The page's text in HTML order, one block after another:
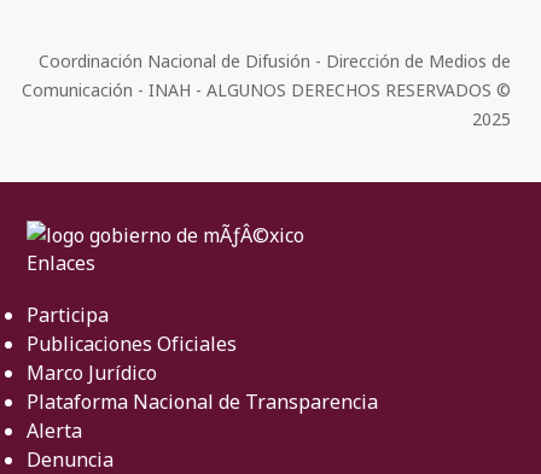
Coordinación Nacional de Difusión - Dirección de Medios de
Comunicación - INAH - ALGUNOS DERECHOS RESERVADOS ©
2025
Enlaces
Participa
Publicaciones Oficiales
Marco Jurídico
Plataforma Nacional de Transparencia
Alerta
Denuncia